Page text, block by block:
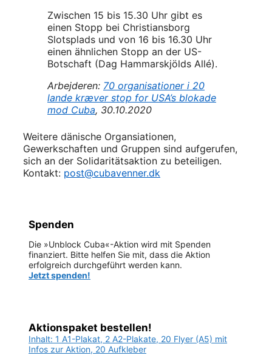
Zwischen 15 bis 15.30 Uhr gibt es
einen Stopp bei Christiansborg
Slotsplads und von 16 bis 16.30 Uhr
einen ähnlichen Stopp an der US-
Botschaft (Dag Hammarskjölds Allé).
Arbejderen: 70 organisationer i 20
lande kræver stop for USA’s blokade
mod Cuba, 30.10.2020
Weitere dänische Organsiationen,
Gewerkschaften und Gruppen sind aufgerufen,
sich an der Solidaritätsaktion zu beteiligen.
Kontakt: post@cubavenner.dk
Spenden
Die »Unblock Cuba«-Aktion wird mit Spenden
finanziert. Bitte helfen Sie mit, dass die Aktion
erfolgreich durchgeführt werden kann.
Jetzt spenden!
Aktionspaket bestellen!
Inhalt: 1 A1-Plakat, 2 A2-Plakate, 20 Flyer (A5) mit
Infos zur Aktion, 20 Aufkleber